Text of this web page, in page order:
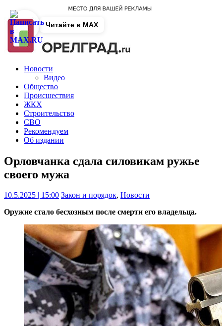
Новости
Видео
Общество
Происшествия
ЖКХ
Строительство
СВО
Рекомендуем
Об издании
Орловчанка сдала силовикам ружье
своего мужа
10.5.2025 | 15:00 Закон и порядок, Новости
Оружие стало бесхозным после смерти его владельца.
Читайте в MAX